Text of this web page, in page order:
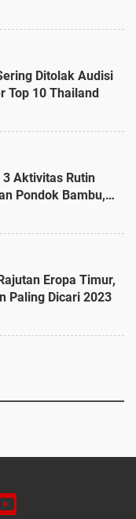
Ditolak Audisi
Top 10 Thailand
Aktivitas Rutin
Pondok Bambu,
Eropa Timur,
Paling Dicari 2023